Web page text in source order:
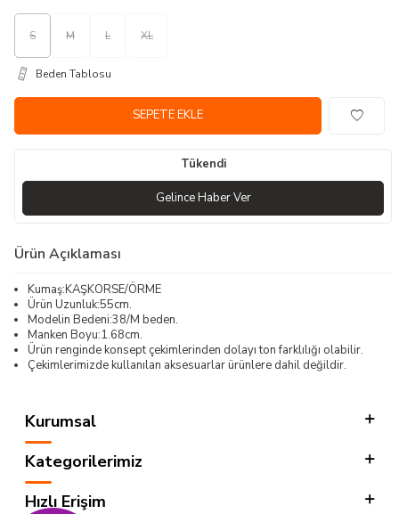
S M L XL
Beden Tablosu
SEPETE EKLE
Tükendi
Gelince Haber Ver
Ürün Açıklaması
Kumaş:KAŞKORSE/ÖRME
Ürün Uzunluk:55cm.
Modelin Bedeni:38/M beden.
Manken Boyu:1.68cm.
Ürün renginde konsept çekimlerinden dolayı ton farklılığı olabilir.
Çekimlerimizde kullanılan aksesuarlar ürünlere dahil değildir.
Kurumsal
Kategorilerimiz
Hızlı Erişim